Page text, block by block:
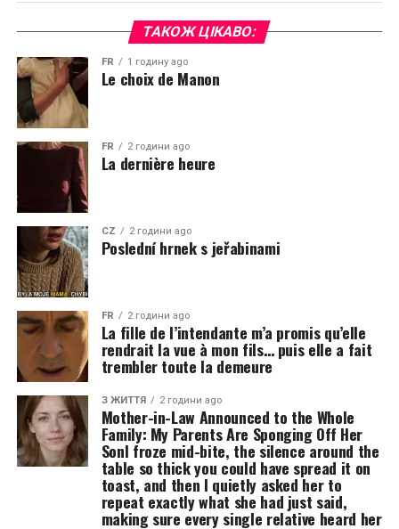
ТАКОЖ ЦІКАВО:
FR 1 годину ago
Le choix de Manon
FR 2 години ago
La dernière heure
CZ 2 години ago
Poslední hrnek s jeřabinami
FR 2 години ago
La fille de l’intendante m’a promis qu’elle
rendrait la vue à mon fils… puis elle a fait
trembler toute la demeure
З ЖИТТЯ 2 години ago
Mother-in-Law Announced to the Whole
Family: My Parents Are Sponging Off Her
SonI froze mid-bite, the silence around the
table so thick you could have spread it on
toast, and then I quietly asked her to
repeat exactly what she had just said,
making sure every single relative heard her